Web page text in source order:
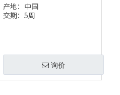
产地：中国
交期：5周
询价